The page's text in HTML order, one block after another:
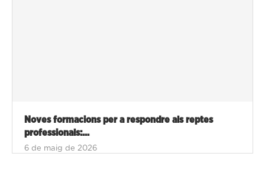
Noves formacions per a respondre als reptes
professionals:...
6 de maig de 2026